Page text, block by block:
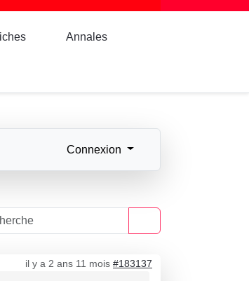
Annales
Connexion
il y a 2 ans 11 mois #183137